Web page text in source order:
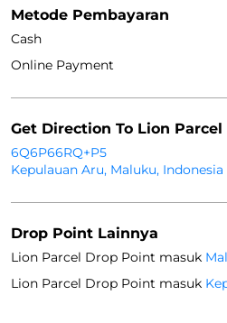
Drop Point Lainnya
Lion Parcel Drop Point masuk
Lion Parcel Drop Point masuk